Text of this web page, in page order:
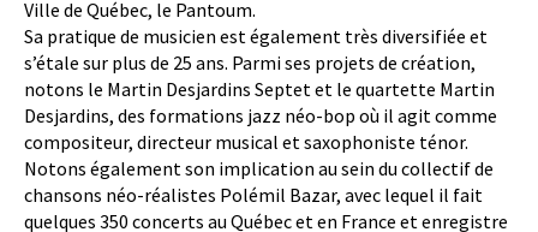
Ville de Québec, le Pantoum.
Sa pratique de musicien est également très diversifiée et
s’étale sur plus de 25 ans. Parmi ses projets de création,
notons le Martin Desjardins Septet et le quartette Martin
Desjardins, des formations jazz néo-bop où il agit comme
compositeur, directeur musical et saxophoniste ténor.
Notons également son implication au sein du collectif de
chansons néo-réalistes Polémil Bazar, avec lequel il fait
quelques 350 concerts au Québec et en France et enregistre